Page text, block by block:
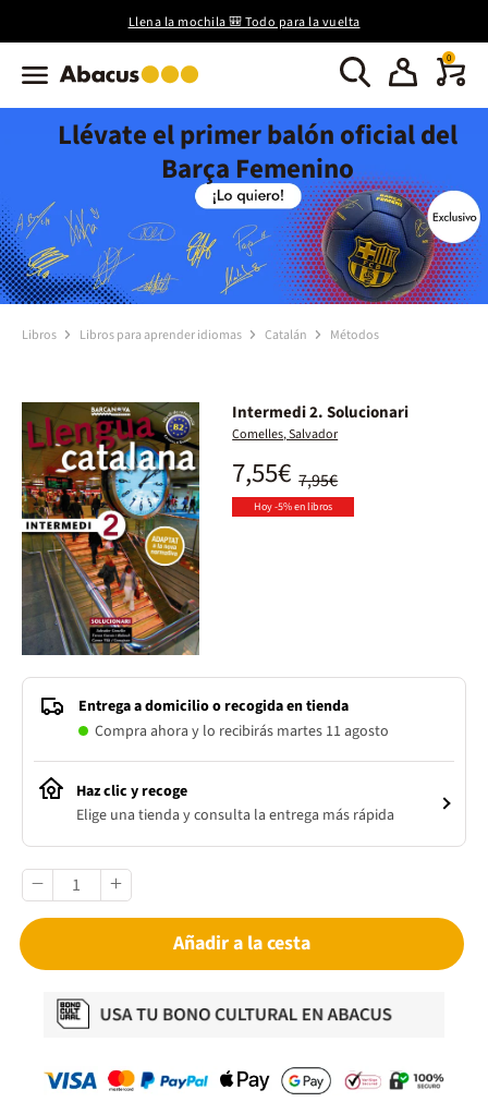
Llena la mochila 🎒 Todo para la vuelta
0
Llévate el primer balón oficial del
Barça Femenino
Libros Libros para aprender idiomas Catalán Métodos
Intermedi 2. Solucionari
Comelles, Salvador
7,95€
7,55€
Hoy -5% en libros
Entrega a domicilio o recogida en tienda
Compra ahora y lo recibirás martes 11 agosto
Haz clic y recoge
Elige una tienda y consulta la entrega más rápida
Añadir a la cesta